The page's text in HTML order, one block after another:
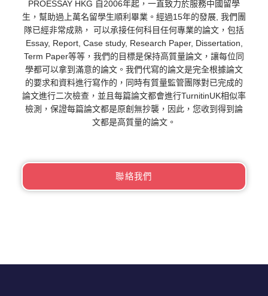
PROESSAY HKG 自2006年起，一直致力於服務中國留學
生，幫助過上萬名留學生順利畢業。經過15年的發展, 我們團
隊已經非常成熟， 可以承接任何科目任何專業的論文，包括
Essay, Report, Case study, Research Paper, Dissertation,
Term Paper等等，我們的目標是保持高質量論文，讓每位同
學都可以拿到滿意的論文。我們代寫的論文是完全根據論文
的要求和資料進行寫作的，同時有質量監管團隊對已完成的
論文進行二次檢查，並且每篇論文都會進行TurnitinUK相似率
檢測，保證每篇論文都是原創無抄襲，因此，您收到得到論
文都是高質量的論文。
聯絡我們